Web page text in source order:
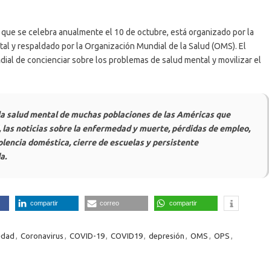
se celebra anualmente el 10 de octubre, está organizado por la
y respaldado por la Organización Mundial de la Salud (OMS). El
de concienciar sobre los problemas de salud mental y movilizar el
salud mental de muchas poblaciones de las Américas que
noticias sobre la enfermedad y muerte, pérdidas de empleo,
doméstica, cierre de escuelas y persistente
compartir correo compartir
Coronavirus COVID-19 COVID19 depresión OMS OPS